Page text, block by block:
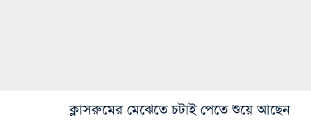
ক্লাসরুমের মেঝেতে চটাই পেতে শুয়ে আছেন